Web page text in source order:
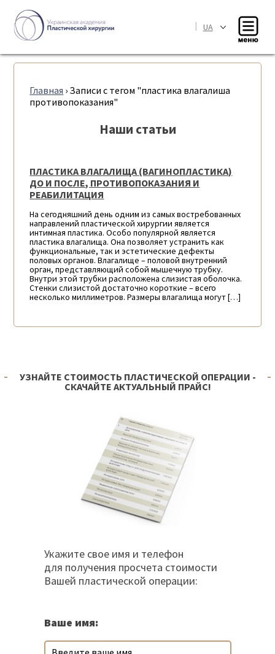
| UA
Главная › Записи с тегом "пластика влагалиша
противопоказания"
Наши статьи
ПЛАСТИКА ВЛАГАЛИЩА (ВАГИНОПЛАСТИКА)
ДО И ПОСЛЕ, ПРОТИВОПОКАЗАНИЯ И
РЕАБИЛИТАЦИЯ
На сегодняшний день одним из самых востребованных
направлений пластической хирургии является
интимная пластика. Особо популярной является
пластика влагалища. Она позволяет устранить как
функциональные, так и эстетические дефекты
половых органов. Влагалище – половой внутренний
орган, представляющий собой мышечную трубку.
Внутри этой трубки расположена слизистая оболочка.
Стенки слизистой достаточно короткие – всего
несколько миллиметров. Размеры влагалища могут […]
УЗНАЙТЕ СТОИМОСТЬ ПЛАСТИЧЕСКОЙ ОПЕРАЦИИ -
СКАЧАЙТЕ АКТУАЛЬНЫЙ ПРАЙС!
Укажите свое имя и телефон
для получения просчета стоимости
Вашей пластической операции:
Ваше имя: